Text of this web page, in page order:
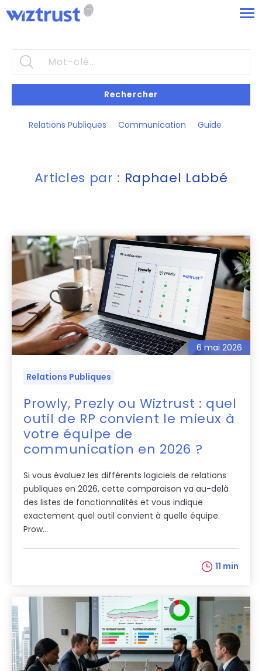
Rechercher
Relations Publiques Communication Guide
Articles par : Raphael Labbé
6 mai 2026
Relations Publiques
Prowly, Prezly ou Wiztrust : quel
outil de RP convient le mieux à
votre équipe de
communication en 2026 ?
Si vous évaluez les différents logiciels de relations
publiques en 2026, cette comparaison va au-delà
des listes de fonctionnalités et vous indique
exactement quel outil convient à quelle équipe.
Prow...
11 min